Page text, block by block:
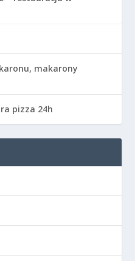
makarony
pizza 24h